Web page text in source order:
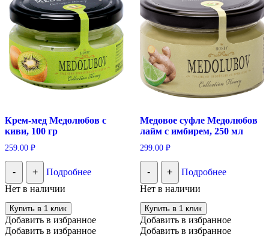
Крем-мед Медолюбов с
киви, 100 гр
259.00 ₽
- +
Подробнее
Нет в наличии
Купить в 1 клик
Добавить в избранное
Добавить в избранное
Медовое суфле Медолюбов
лайм с имбирем, 250 мл
299.00 ₽
- +
Подробнее
Нет в наличии
Купить в 1 клик
Добавить в избранное
Добавить в избранное